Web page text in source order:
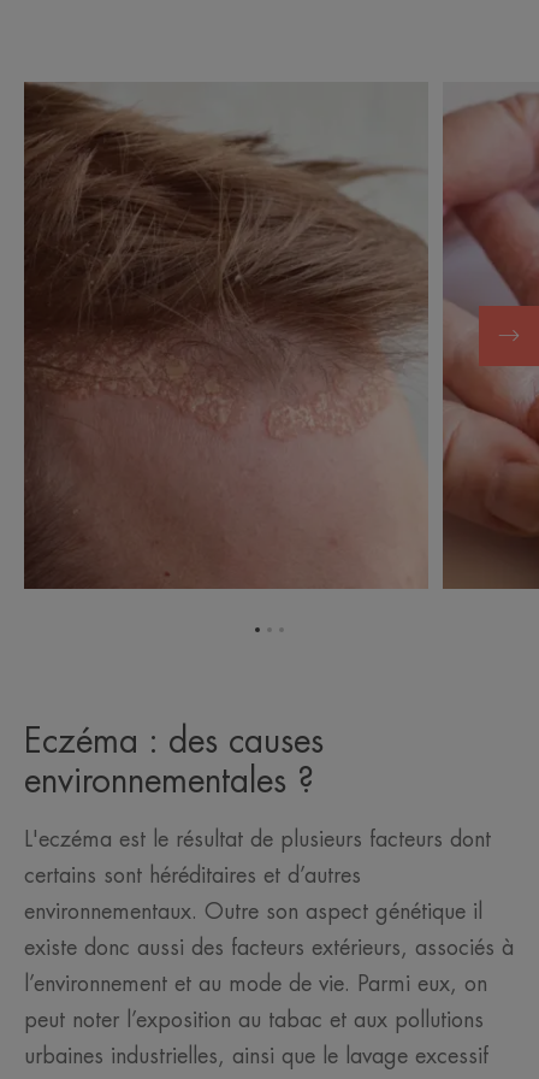
Eczéma : des causes
environnementales ?
L'eczéma est le résultat de plusieurs facteurs dont
certains sont héréditaires et d’autres
environnementaux. Outre son aspect génétique il
existe donc aussi des facteurs extérieurs, associés à
l’environnement et au mode de vie. Parmi eux, on
peut noter l’exposition au tabac et aux pollutions
urbaines industrielles, ainsi que le lavage excessif